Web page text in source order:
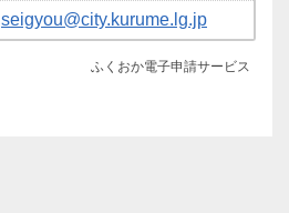
seigyou@city.kurume.lg.jp
ふくおか電子申請サービス